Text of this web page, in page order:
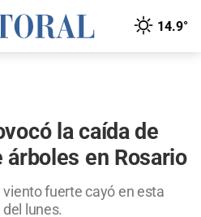
14.9°
la caída de
árboles en Rosario
fuerte cayó en esta
lunes.